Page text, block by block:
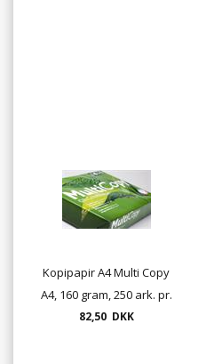
Kopipapir A4 Multi Copy
A4, 160 gram, 250 ark. pr.
pakke
82,50 DKK